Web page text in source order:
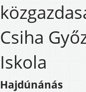
Csiha
Iskola
Hajdúnánás